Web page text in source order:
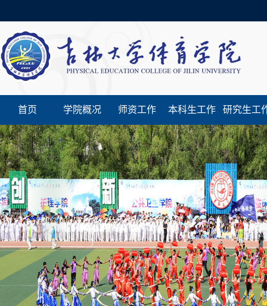
首页 学院概况 师资工作 本科生工作 研究生工